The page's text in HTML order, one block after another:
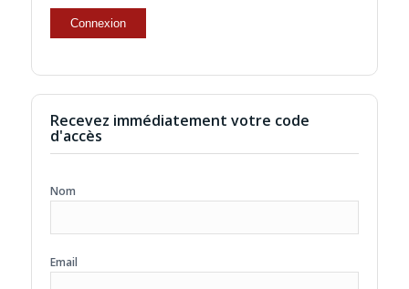
Recevez immédiatement votre code
d'accès
Nom
Email